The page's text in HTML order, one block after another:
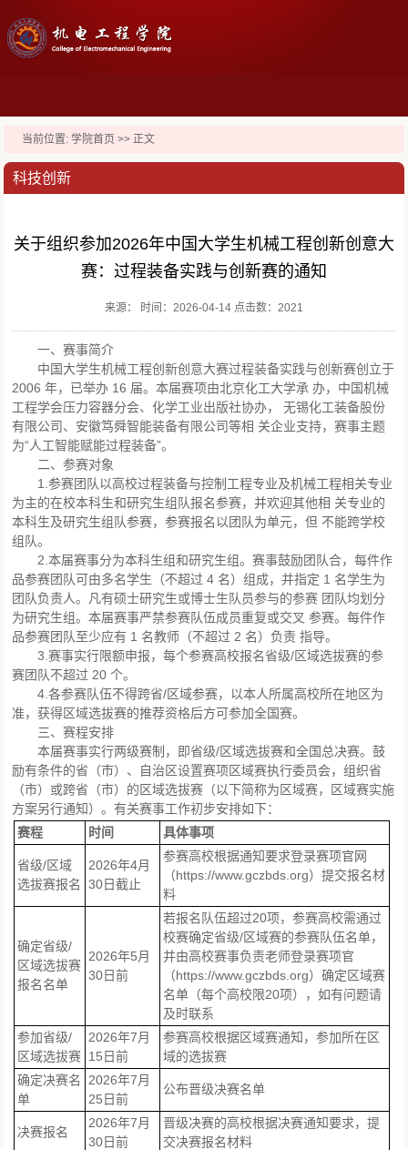
当前位置:学院首页 >> 正文
科技创新
关于组织参加2026年中国大学生机械工程创新创意大
赛：过程装备实践与创新赛的通知
来源： 时间：2026-04-14 点击数： 2021
一、赛事简介
中国大学生机械工程创新创意大赛过程装备实践与创新赛创立于
2006 年，已举办 16 届。本届赛项由北京化工大学承 办，中国机械
工程学会压力容器分会、化学工业出版社协办， 无锡化工装备股份
有限公司、安徽笃舜智能装备有限公司等相 关企业支持，赛事主题
为“人工智能赋能过程装备”。
二、参赛对象
1.参赛团队以高校过程装备与控制工程专业及机械工程相关专业
为主的在校本科生和研究生组队报名参赛，并欢迎其他相 关专业的
本科生及研究生组队参赛，参赛报名以团队为单元，但 不能跨学校
组队。
2.本届赛事分为本科生组和研究生组。赛事鼓励团队合，每件作
品参赛团队可由多名学生（不超过 4 名）组成，并指定 1 名学生为
团队负责人。凡有硕士研究生或博士生队员参与的参赛 团队均划分
为研究生组。本届赛事严禁参赛队伍成员重复或交叉 参赛。每件作
品参赛团队至少应有 1 名教师（不超过 2 名）负责 指导。
3.赛事实行限额申报，每个参赛高校报名省级/区域选拔赛的参
赛团队不超过 20 个。
4.各参赛队伍不得跨省/区域参赛，以本人所属高校所在地区为
准，获得区域选拔赛的推荐资格后方可参加全国赛。
三、赛程安排
本届赛事实行两级赛制，即省级/区域选拔赛和全国总决赛。鼓
励有条件的省（市）、自治区设置赛项区域赛执行委员会，组织省
（市）或跨省（市）的区域选拔赛（以下简称为区域赛，区域赛实施
方案另行通知）。有关赛事工作初步安排如下：
赛程
时间 具体事项
省级/区域
选拔赛报名
2026年4月
30日截止
参赛高校根据通知要求登录赛项官网
（https://www.gczbds.org）提交报名材
料
确定省级/
区域选拔赛
报名名单
2026年5月
30日前
若报名队伍超过20项，参赛高校需通过
校赛确定省级/区域赛的参赛队伍名单，
并由高校赛事负责老师登录赛项官
（https://www.gczbds.org）确定区域赛
名单（每个高校限20项），如有问题请
及时联系
参加省级/
区域选拔赛
2026年7月
15日前
参赛高校根据区域赛通知，参加所在区
域的选拔赛
确定决赛名
单
2026年7月
25日前
公布晋级决赛名单
决赛报名
2026年7月
30日前
晋级决赛的高校根据决赛通知要求，提
交决赛报名材料